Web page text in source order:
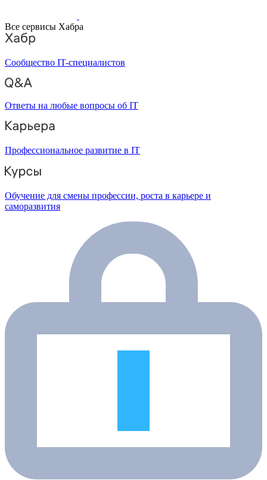
Все сервисы Хабра
Сообщество IT-специалистов
Ответы на любые вопросы об IT
Профессиональное развитие в IT
Обучение для смены профессии, роста в карьере и
саморазвития